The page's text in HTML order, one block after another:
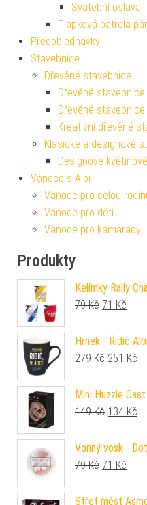
Svatební oslava
Tlapková patrola
Předobjednávky
Stavebnice
Dřevěné stavebnice
Dřevěné stavebnice
Dřevěné
Kreativní dřevěné
Klasické a designové
Designové
Vánoce s Albi
Vánoce pro celou
Vánoce pro děti
Vánoce pro kamarády
Produkty
Kelímky Rally
79Kč Původní
71 Kč
Hrnek - Řidič
279Kč Původní
251 Kč
Mini Huzzle
149Kč Původní
134 Kč
Vonný vosk -
79Kč Původní
71 Kč
Střet měst